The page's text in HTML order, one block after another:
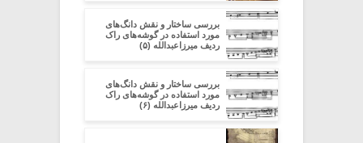
بررسی ساختار و نقش دانگ‌های
مورد استفاده در گوشه‌های راک
ردیف میرزاعبدالله (۵)
بررسی ساختار و نقش دانگ‌های
مورد استفاده در گوشه‌های راک
ردیف میرزاعبدالله (۶)